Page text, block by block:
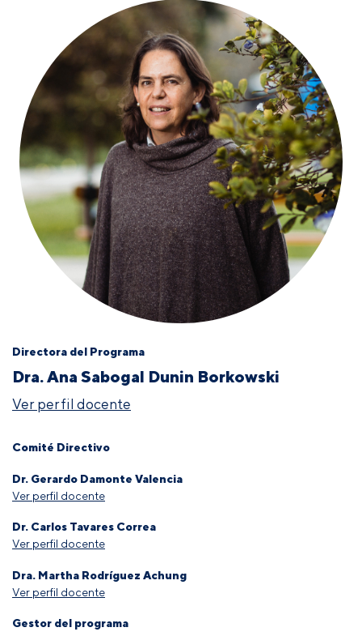
Directora del Programa
Dra. Ana Sabogal Dunin Borkowski
Ver perfil docente
Comité Directivo
Dr. Gerardo Damonte Valencia
Ver perfil docente
Dr. Carlos Tavares Correa
Ver perfil docente
Dra. Martha Rodríguez Achung
Ver perfil docente
Gestor del programa